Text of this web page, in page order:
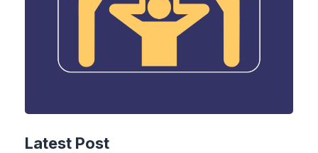
Latest Post